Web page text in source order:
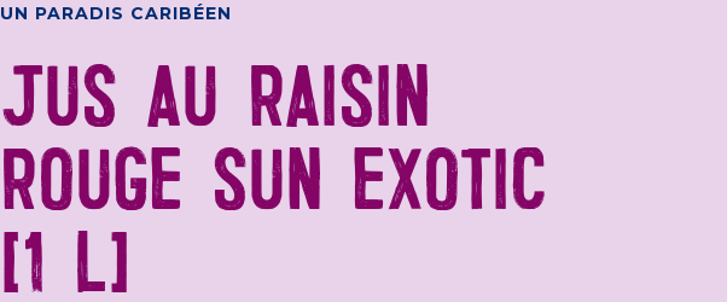
UN PARADIS CARIBÉEN
JUS AU RAISIN
ROUGE SUN EXOTIC
(1 L)